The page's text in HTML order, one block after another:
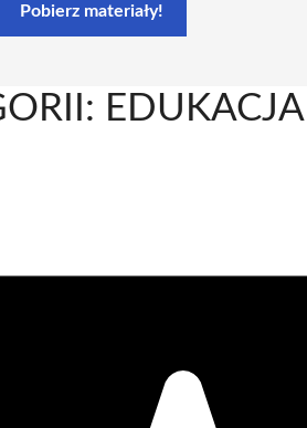
Pobierz materiały!
EDUKACJA I